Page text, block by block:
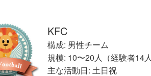
KFC
構成: 男性チーム
規模: 10〜20人（経験者14人
主な活動日: 土日祝